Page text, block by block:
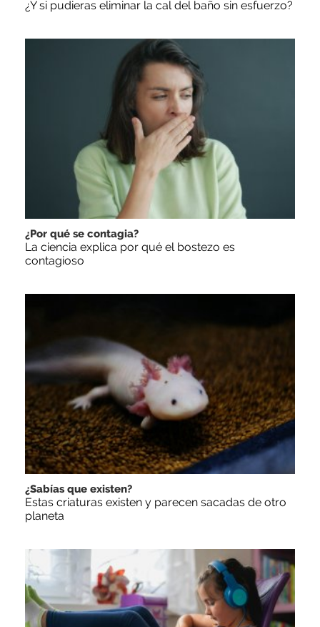
¿Y si pudieras eliminar la cal del baño sin esfuerzo?
¿Por qué se contagia?
La ciencia explica por qué el bostezo es
contagioso
¿Sabías que existen?
Estas criaturas existen y parecen sacadas de otro
planeta